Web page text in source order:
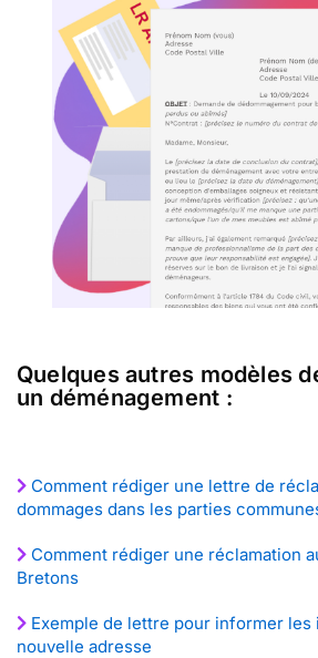
Quelques autres modèles
un déménagement :
Comment rédiger une lettre de
dommages dans les parties
Comment rédiger une réclamation
Bretons
Exemple de lettre pour informer les
nouvelle adresse